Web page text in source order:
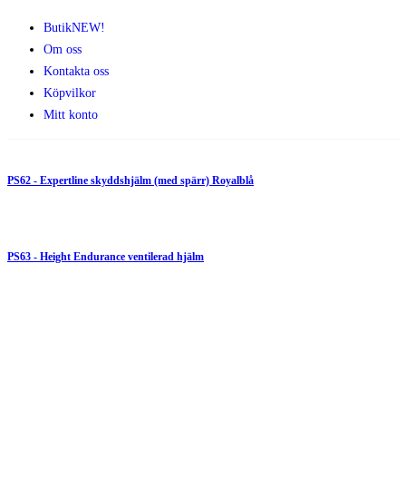
ButikNEW!
Om oss
Kontakta oss
Köpvilkor
Mitt konto
PS62 - Expertline skyddshjälm (med spärr) Royalblå
PS63 - Height Endurance ventilerad hjälm